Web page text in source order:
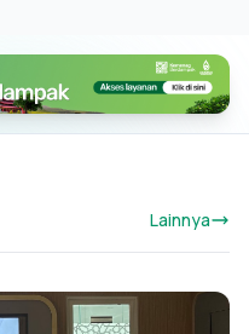
Lainnya